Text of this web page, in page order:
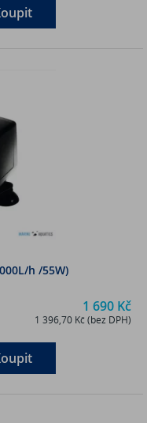
h /55W)
1 690 Kč
1 396,70 Kč (bez DPH)